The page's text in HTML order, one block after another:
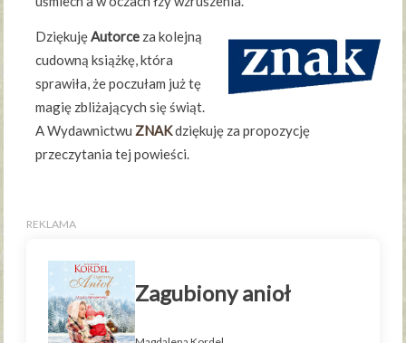
DziękujęAutorce za kolejną
cudowną książkę, która
sprawiła, że poczułam już tę
magię zbliżających się świąt.
A Wydawnictwu ZNAKdziękuję za propozycję
przeczytania tej powieści.